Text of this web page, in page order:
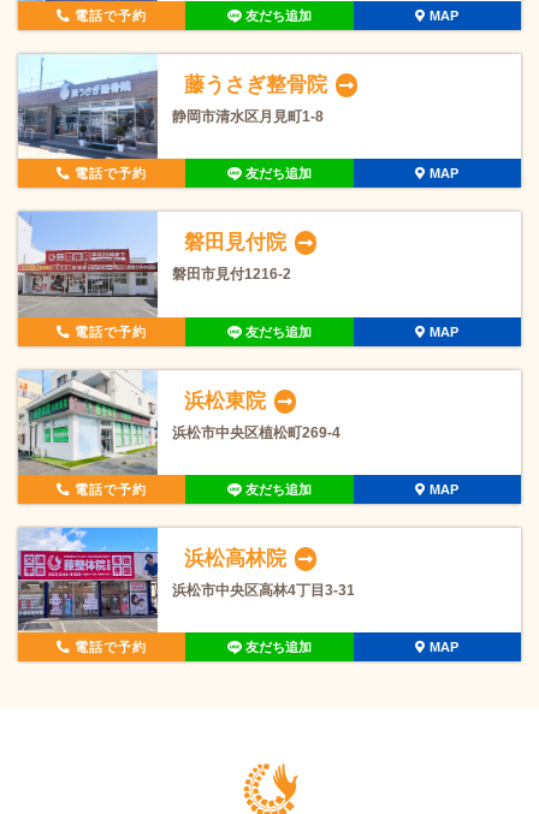
電話で予約 友だち追加 MAP
藤うさぎ整骨院
静岡市清水区月見町1-8
電話で予約 友だち追加 MAP
磐田見付院
磐田市見付1216-2
電話で予約 友だち追加 MAP
浜松東院
浜松市中央区植松町269-4
電話で予約 友だち追加 MAP
浜松高林院
浜松市中央区高林4丁目3-31
電話で予約 友だち追加 MAP